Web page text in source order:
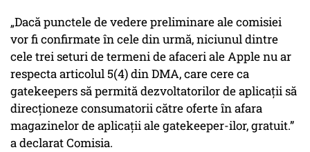
„Dacă punctele de vedere preliminare ale comisiei
vor fi confirmate în cele din urmă, niciunul dintre
cele trei seturi de termeni de afaceri ale Apple nu ar
respecta articolul 5(4) din DMA, care cere ca
gatekeepers să permită dezvoltatorilor de aplicații să
direcționeze consumatorii către oferte în afara
magazinelor de aplicații ale gatekeeper-ilor, gratuit.”
a declarat Comisia.